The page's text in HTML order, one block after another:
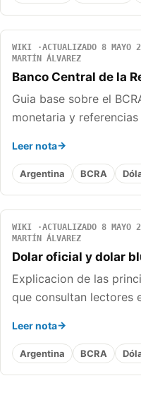
WIKI ACTUALIZADO 8 MAYO
MARTÍN ÁLVAREZ
Banco Central de la
Guia base sobre el
monetaria y
Leer nota
Argentina BCRA
WIKI ACTUALIZADO 8 MAYO
MARTÍN ÁLVAREZ
Dolar oficial y dolar
Explicacion de las
que consultan lectores
Leer nota
Argentina BCRA